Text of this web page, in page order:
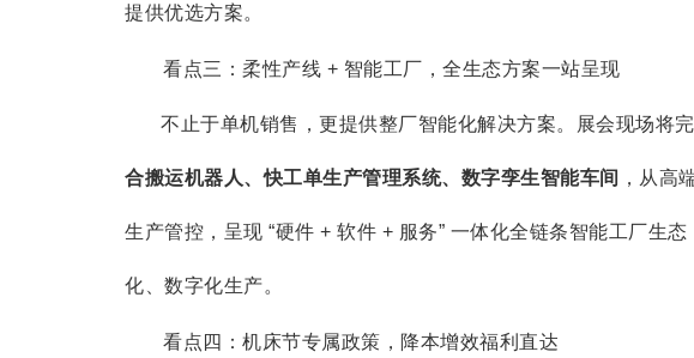
提供优选方案。
看点三：柔性产线 + 智能工厂，全生态方案一站呈现
不止于单机销售，更提供整厂智能化解决方案。展会现场将
合搬运机器人、快工单生产管理系统、数字孪生智能车间 ，从高
生产管控，呈现 “硬件 + 软件 + 服务” 一体化全链条智能工厂生
化、数字化生产。
看点四：机床节专属政策，降本增效福利直达